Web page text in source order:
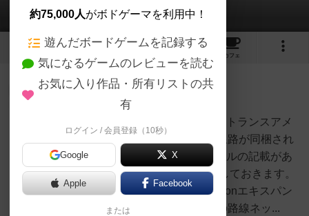
4 12
カフェ
259名 充実
Vexationエキスパンションルールトランスアメ
リカ＆ジャパンでは、色付きの線路が同梱され
ていますが、肝心のVexationルールの記載があ
りません。BGGからの訳を記載しておきます。
ところどころ意訳です。◎Vexationエキスパン
ション大陸を越えて大きな共有の路線ネッ...
約75,000人がボドゲーマを利用中！
遊んだボードゲームを記録する
気になるゲームのレビューを読む
お気に入り作品・所有リストの共
有
ログイン / 会員登録（10秒）
Google X
Apple Facebook
または